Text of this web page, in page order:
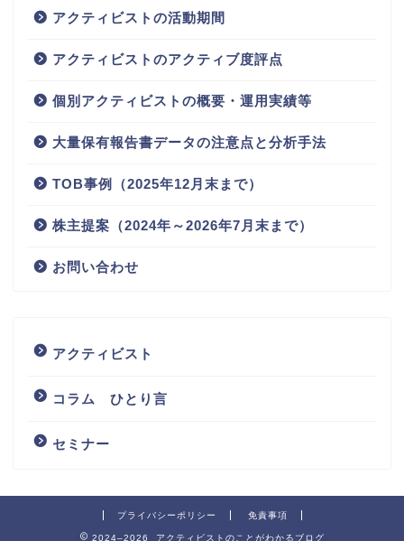
アクティビストの活動期間
アクティビストのアクティブ度評点
個別アクティビストの概要・運用実績等
大量保有報告書データの注意点と分析手法
TOB事例（2025年12月末まで）
株主提案（2024年～2026年7月末まで）
お問い合わせ
アクティビスト
コラム ひとり言
セミナー
プライバシーポリシー 免責事項
2024–2026 アクティビストのことがわかるブログ